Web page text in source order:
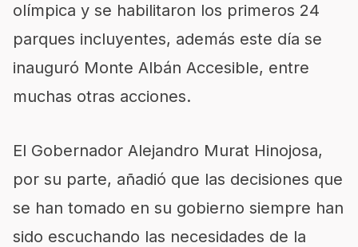
olímpica y se habilitaron los primeros 24
parques incluyentes, además este día se
inauguró Monte Albán Accesible, entre
muchas otras acciones.
El Gobernador Alejandro Murat Hinojosa,
por su parte, añadió que las decisiones que
se han tomado en su gobierno siempre han
sido escuchando las necesidades de la